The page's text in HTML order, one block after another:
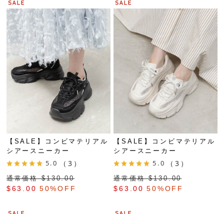
【SALE】コンビマテリアル
シアースニーカー
5.0 （3）
通常価格 $‌130.00
$‌63.00 50%OFF
【SALE】コンビマテリアル
シアースニーカー
5.0 （3）
通常価格 $‌130.00
$‌63.00 50%OFF